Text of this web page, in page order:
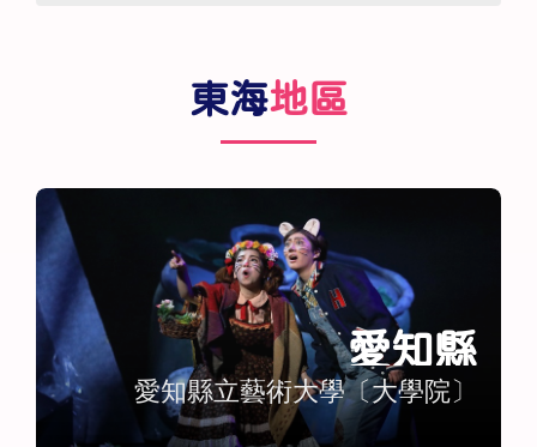
東海地區
愛知縣
愛知縣立藝術大學〔大學院〕